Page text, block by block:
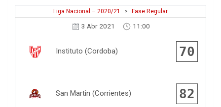
Liga Nacional – 2020/21 > Fase Regular
3 Abr 2021 11:00
Instituto (Cordoba) 70
San Martin (Corrientes) 82